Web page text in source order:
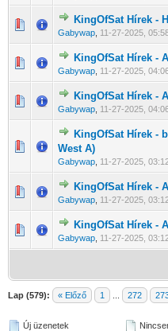
KingOfSat Hírek -
Gabywap 11-27-2025,
0 Szavazat -
KingOfSat Hírek -
Gabywap 11-27-2025,
0 Szavazat -
KingOfSat Hírek -
Gabywap 11-27-2025,
0 Szavazat -
KingOfSat Hírek -
West A)
Gabywap 11-27-2025,
KingOfSat Hírek -
Gabywap 11-27-2025,
0 Szavazat -
KingOfSat Hírek -
Gabywap 11-27-2025,
0 Szavazat -
Lap (579): « Előző 1 272
Új üzenetek